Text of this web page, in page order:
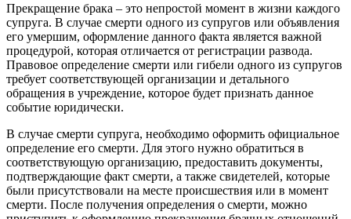
Прекращение брака – это непростой момент в жизни каждого
супруга. В случае смерти одного из супругов или объявления
его умершим, оформление данного факта является важной
процедурой, которая отличается от регистрации развода.
Правовое определение смерти или гибели одного из супругов
требует соответствующей организации и детального
обращения в учреждение, которое будет признать данное
событие юридически.
В случае смерти супруга, необходимо оформить официальное
определение его смерти. Для этого нужно обратиться в
соответствующую организацию, предоставить документы,
подтверждающие факт смерти, а также свидетелей, которые
были присутствовали на месте происшествия или в момент
смерти. После получения определения о смерти, можно